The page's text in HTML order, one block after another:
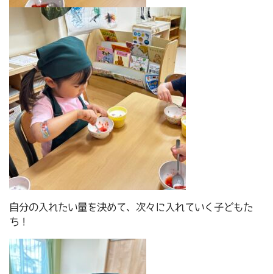
自分の入れたい量を決めて、次々に入れていく子どもた
ち！